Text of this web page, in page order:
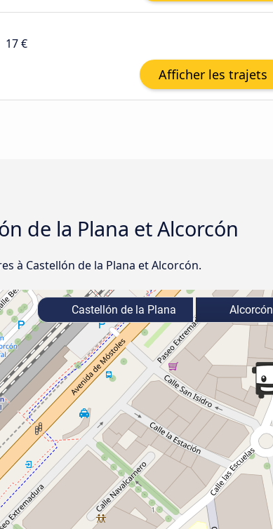
17 €
Afficher les trajets
de la Plana et Alcorcón
à Castellón de la Plana et Alcorcón.
Castellón de la Plana Alcorcón